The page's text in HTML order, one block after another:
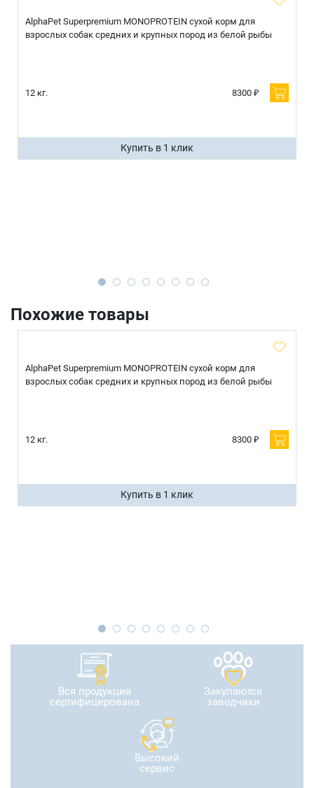
AlphaPet Superpremium MONOPROTEIN сухой корм для
взрослых собак средних и крупных пород из белой рыбы
12 кг. 8300 ₽
Купить в 1 клик
Похожие товары
AlphaPet Superpremium MONOPROTEIN сухой корм для
взрослых собак средних и крупных пород из белой рыбы
12 кг. 8300 ₽
Купить в 1 клик
Вся продукция
сертифицирована
Закупаются
заводчики
Высокий
сервис